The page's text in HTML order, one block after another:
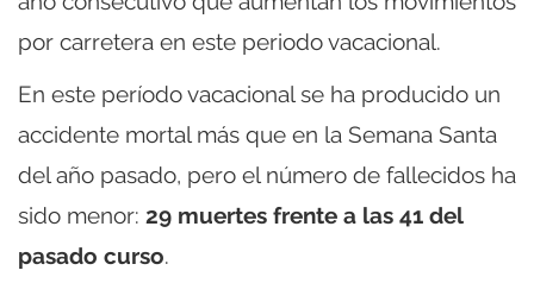
por carretera en este periodo vacacional.
En este período vacacional se ha producido un
accidente mortal más que en la Semana Santa
del año pasado, pero el número de fallecidos ha
sido menor: 29 muertes frente a las 41 del
pasado curso.